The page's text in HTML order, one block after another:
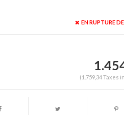
EN RUPTURE
(1.759,34 Taxes